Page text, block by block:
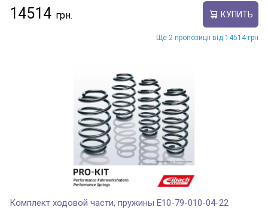
14514 КУПИТЬ
Ще 2 пропозиції від 14514 грн
Комплект ходовой части, пружины E10-79-010-04-22